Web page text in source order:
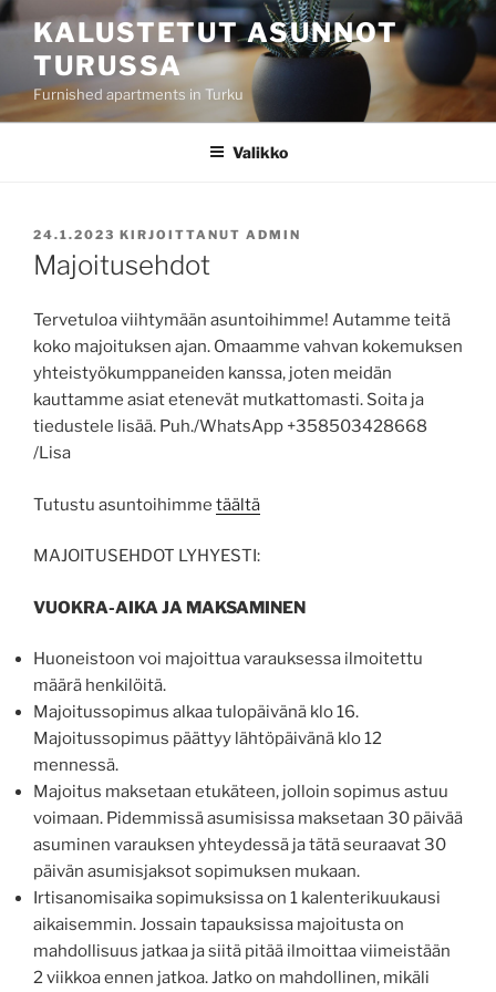
Siirry
sisältöönKALUSTETUT ASUNNOT
TURUSSA
Furnished apartments in Turku
Valikko
JULKAISTU
24.1.2023 KIRJOITTANUT ADMIN
Majoitusehdot
Tervetuloa viihtymään asuntoihimme! Autamme teitä
koko majoituksen ajan. Omaamme vahvan kokemuksen
yhteistyökumppaneiden kanssa, joten meidän
kauttamme asiat etenevät mutkattomasti. Soita ja
tiedustele lisää. Puh./WhatsApp +358503428668
/Lisa
Tutustu asuntoihimme täältä
MAJOITUSEHDOT LYHYESTI:
VUOKRA-AIKA JA MAKSAMINEN
Huoneistoon voi majoittua varauksessa ilmoitettu
määrä henkilöitä.
Majoitussopimus alkaa tulopäivänä klo 16.
Majoitussopimus päättyy lähtöpäivänä klo 12
mennessä.
Majoitus maksetaan etukäteen, jolloin sopimus astuu
voimaan. Pidemmissä asumisissa maksetaan 30 päivää
asuminen varauksen yhteydessä ja tätä seuraavat 30
päivän asumisjaksot sopimuksen mukaan.
Irtisanomisaika sopimuksissa on 1 kalenterikuukausi
aikaisemmin. Jossain tapauksissa majoitusta on
mahdollisuus jatkaa ja siitä pitää ilmoittaa viimeistään
2 viikkoa ennen jatkoa. Jatko on mahdollinen, mikäli